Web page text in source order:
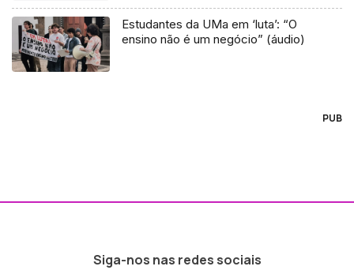
Estudantes da UMa em ‘luta’: “O
ensino não é um negócio” (áudio)
PUB
Siga-nos nas redes sociais